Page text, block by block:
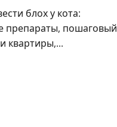
блох у кота:
препараты, пошаговый
квартиры,...